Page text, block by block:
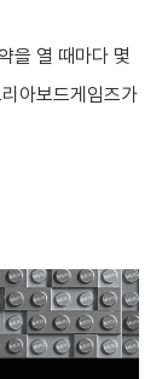
을 열 때마다 몇
아보드게임즈가